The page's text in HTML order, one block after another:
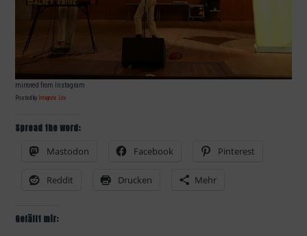
mirrored from Instagram
Posted by Intagrate Lite
Spread the word:
Mastodon
Facebook Pinterest
Reddit Drucken Mehr
Gefällt mir: